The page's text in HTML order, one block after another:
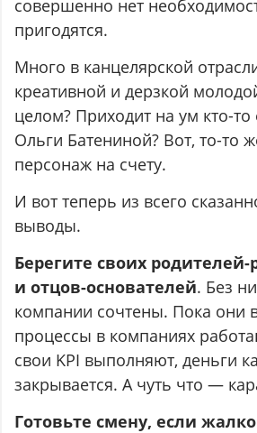
совершенно нет
пригодятся.
Много в канцелярской
креативной и дерзкой
целом? Приходит на ум кто-
Ольги Батениной? Вот, то-то
персонаж на счету.
И вот теперь из всего
выводы.
Берегите своих
и отцов-основателей. Без
компании сочтены. Пока они
процессы в компаниях
свои KPI выполняют, деньги
закрывается. А чуть что —
Готовьте смену, если